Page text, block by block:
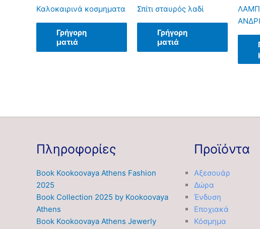
Καλοκαιρινά κοσμηματα
Γρήγορη
ματιά
Σπίτι σταυρός λαδί
Γρήγορη
ματιά
Πληροφορίες
Book Kookoovaya Athens Fashion
2025
Book Collection 2025 by Kookoovaya
Athens
Book Kookoovaya Athens Jewerly
Προϊόντα
Αξεσουάρ
Δώρα
Ένδυση
Εποχιακά
Κόσμημα